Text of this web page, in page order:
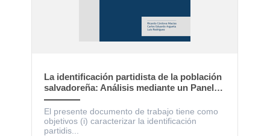
La identificación partidista de la población
salvadoreña: Análisis mediante un Panel
Electoral
El presente documento de trabajo tiene como
objetivos (i) caracterizar la identificación
partidis...